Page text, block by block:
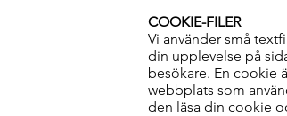
COOKIE-FILER
Vi använder små
din upplevelse på
besökare. En cookie
webbplats som
den läsa din cookie